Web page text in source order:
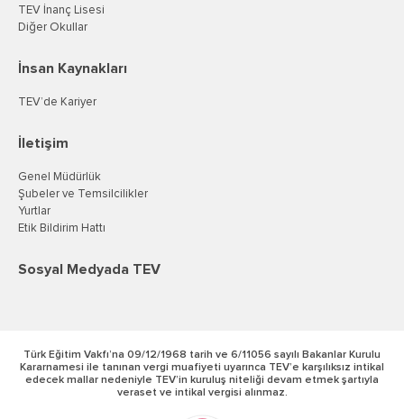
TEV İnanç Lisesi
Diğer Okullar
İnsan Kaynakları
TEV’de Kariyer
İletişim
Genel Müdürlük
Şubeler ve Temsilcilikler
Yurtlar
Etik Bildirim Hattı
Sosyal Medyada TEV
Türk Eğitim Vakfı’na 09/12/1968 tarih ve 6/11056 sayılı Bakanlar Kurulu
Kararnamesi ile tanınan vergi muafiyeti uyarınca TEV’e karşılıksız intikal
edecek mallar nedeniyle TEV’in kuruluş niteliği devam etmek şartıyla
veraset ve intikal vergisi alınmaz.